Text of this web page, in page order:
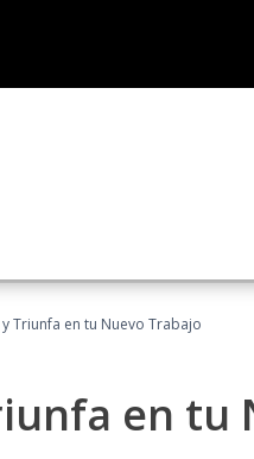
Triunfa en tu Nuevo Trabajo
en tu